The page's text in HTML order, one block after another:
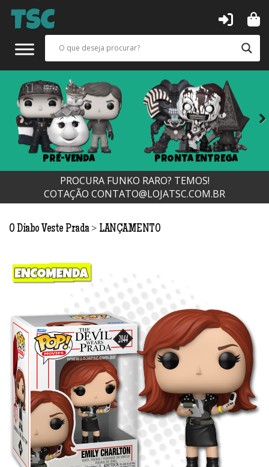
PRÉ-VENDA PRONTA ENTREGA
Next
PROCURA FUNKO RARO? TEMOS!
COTAÇÃO CONTATO@LOJATSC.COM.BR
O Diabo Veste Prada > LANÇAMENTO